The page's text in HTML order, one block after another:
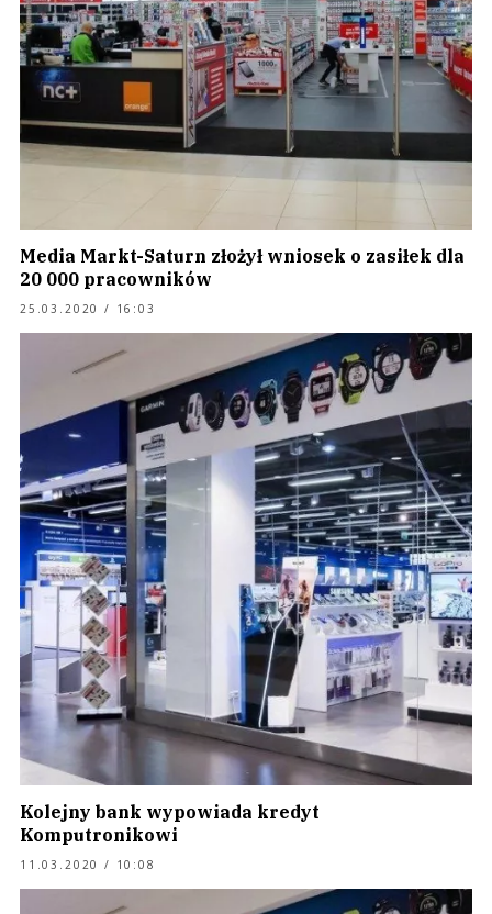
Media Markt-Saturn złożył wniosek o zasiłek dla
20 000 pracowników
25.03.2020 / 16:03
Kolejny bank wypowiada kredyt
Komputronikowi
11.03.2020 / 10:08